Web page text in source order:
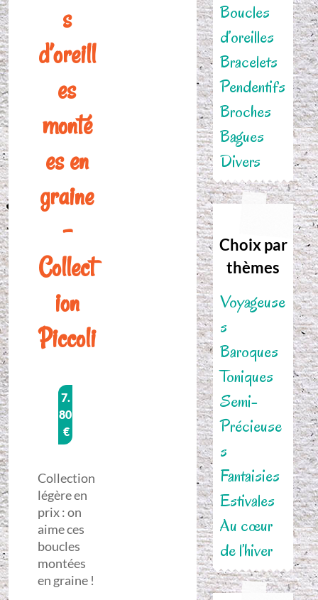
s
d’oreill
es
monté
es en
graine
–
Collect
ion
Piccoli
7.
80
€
Collection
légère en
prix : on
aime ces
boucles
montées
en graine !
Boucles
d’oreilles
Bracelets
Pendentifs
Broches
Bagues
Divers
Choix par
thèmes
Voyageuse
s
Baroques
Toniques
Semi-
Précieuse
s
Fantaisies
Estivales
Au cœur
de l’hiver